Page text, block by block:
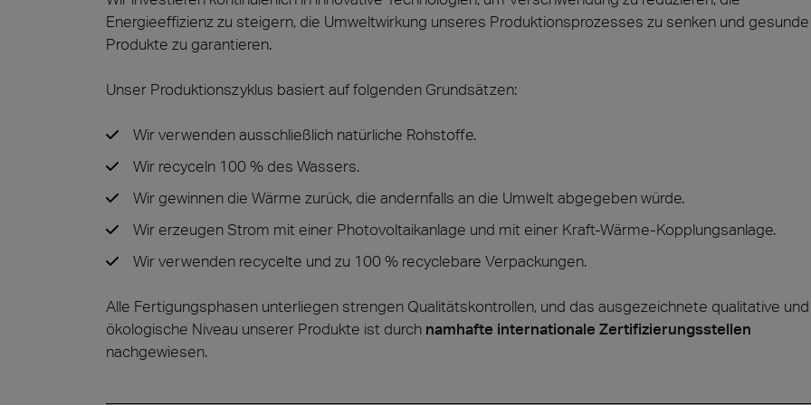
Energieeffizienz zu steigern, die Umweltwirkung unseres Produktionsprozesses zu senken und gesunde
Produkte zu garantieren.
Unser Produktionszyklus basiert auf folgenden Grundsätzen:
Wir verwenden ausschließlich natürliche Rohstoffe.
Wir recyceln 100 % des Wassers.
Wir gewinnen die Wärme zurück, die andernfalls an die Umwelt abgegeben würde.
Wir erzeugen Strom mit einer Photovoltaikanlage und mit einer Kraft-Wärme-Kopplungsanlage.
Wir verwenden recycelte und zu 100 % recyclebare Verpackungen.
Alle Fertigungsphasen unterliegen strengen Qualitätskontrollen, und das ausgezeichnete qualitative und
ökologische Niveau unserer Produkte ist durch namhafte internationale Zertifizierungsstellen
nachgewiesen.